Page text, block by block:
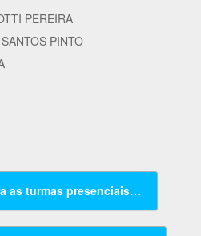
PEREIRA
PINTO
as turmas presenciais…